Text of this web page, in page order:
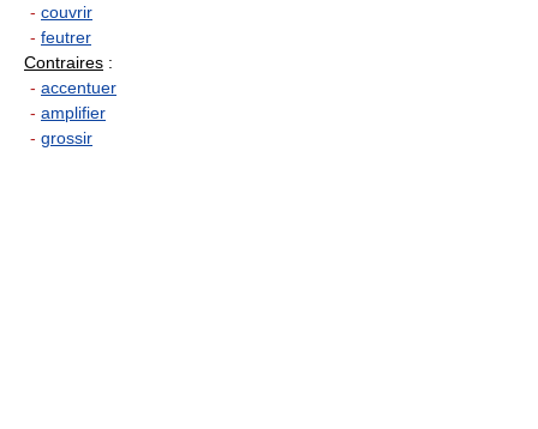
- couvrir
- feutrer
Contraires :
- accentuer
- amplifier
- grossir